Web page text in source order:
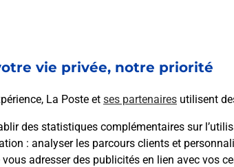
vie privée, notre priorité
La Poste et ses partenaires utilisent
des statistiques complémentaires sur
: analyser les parcours clients et
vous adresser des publicités en lien avec vos
pas cher proche de chez
offre de téléphones iPhone Apple
à CRUSNES (54680) !
vous ?
(54680) !
En